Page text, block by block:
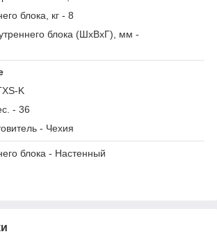
блока, кг - 8
блока (ШxВxГ), мм -
K
- 36
- Чехия
блока - Настенный